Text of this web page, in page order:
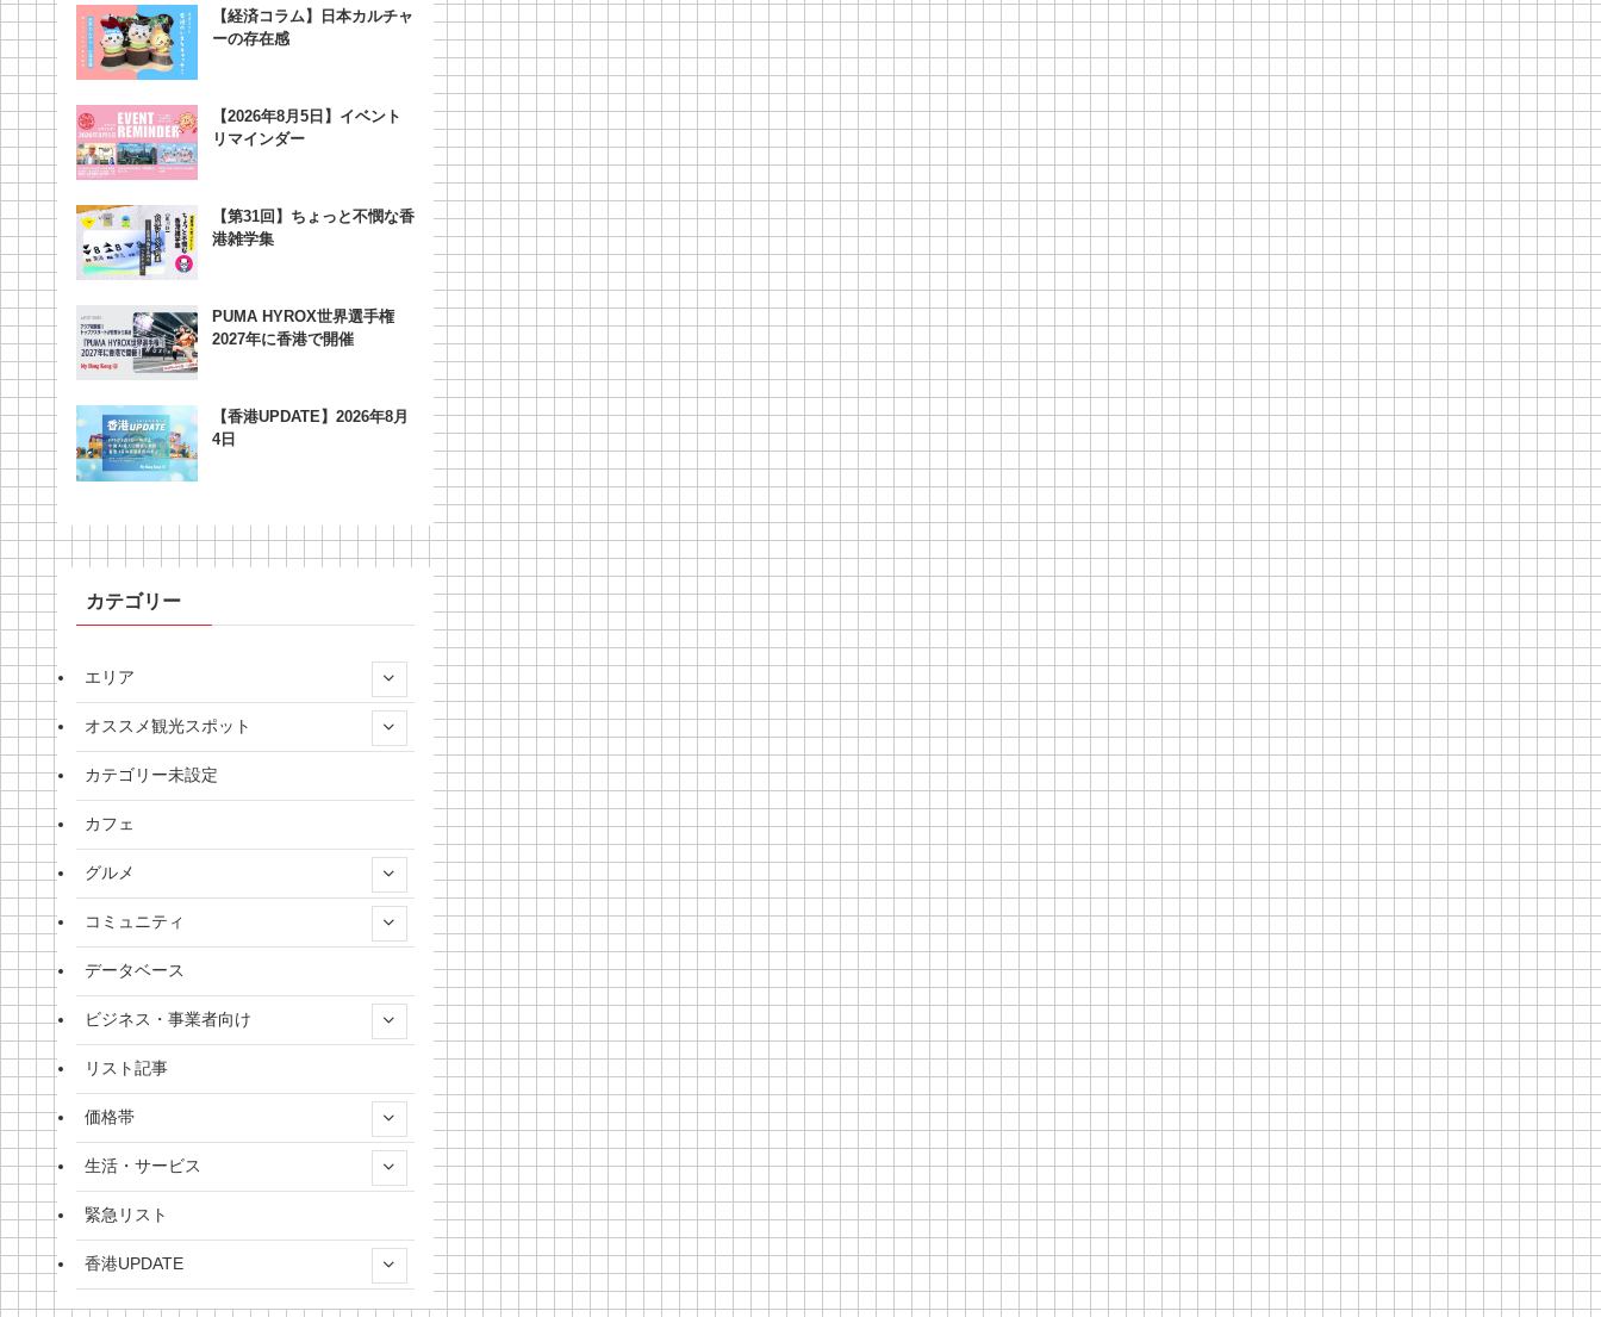
【経済コラム】日本カルチャ
ーの存在感
【2026年8月5日】イベント
リマインダー
【第31回】ちょっと不憫な香
港雑学集
PUMA HYROX世界選手権
2027年に香港で開催
【香港UPDATE】2026年8月
4日
カテゴリー
エリア
オススメ観光スポット
カテゴリー未設定
カフェ
グルメ
コミュニティ
データベース
ビジネス・事業者向け
リスト記事
価格帯
生活・サービス
緊急リスト
香港UPDATE